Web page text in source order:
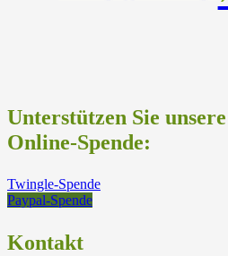
Unterstützen Sie
Online-Spende:
Twingle-Spende
Paypal-Spende
Kontakt